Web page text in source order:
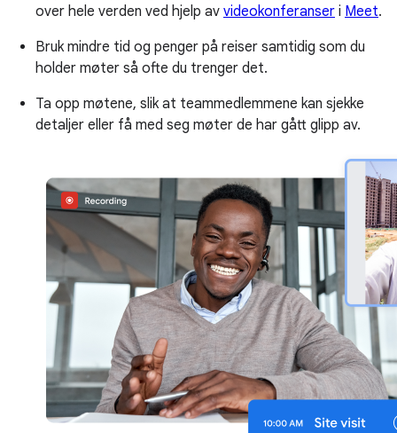
over hele verden ved hjelp av videokonferanser i Meet.
Bruk mindre tid og penger på reiser samtidig som du
holder møter så ofte du trenger det.
Ta opp møtene, slik at teammedlemmene kan sjekke
detaljer eller få med seg møter de har gått glipp av.